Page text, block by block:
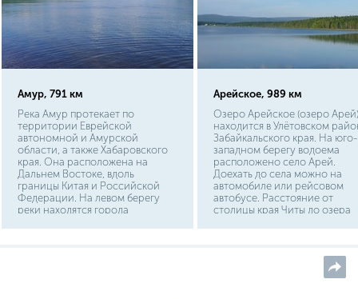
Амур, 791 км
Река Амур протекает по
территории Еврейской
автономной и Амурской
области, а также Хабаровского
края. Она расположена на
Дальнем Востоке, вдоль
границы Китая и Российской
Федерации. На левом берегу
реки находятся города
Арейское, 989 км
Озеро Арейское (озеро Арей)
находится в Улётовском
Забайкальского края. На юго-
западном берегу водоема
расположено село Арей.
Доехать до села можно на
автомобиле или рейсовом
автобусе. Расстояние от
столицы края Читы до озера
направлении и двигаться по
трассе Р-258. Подъехать к
можно с северо-восточной и